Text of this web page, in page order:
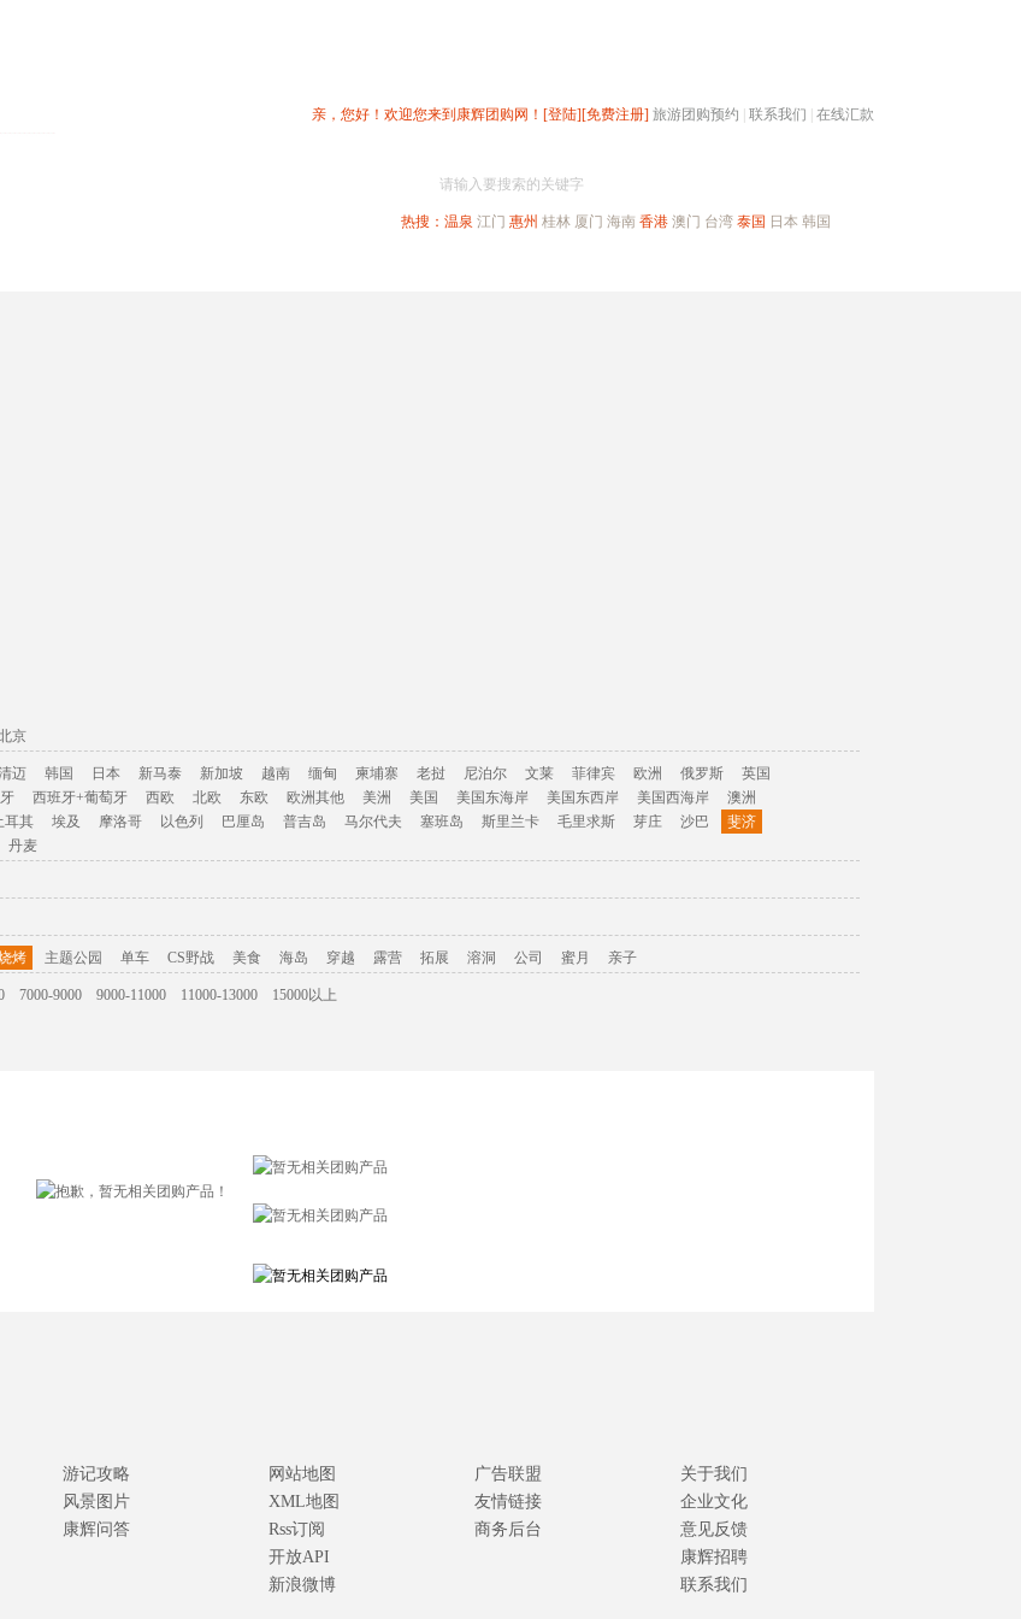
亲，您好！欢迎您来到康辉团购网！ [登陆][免费注册] 旅游团购预约 联系我们 在线汇款
请输入要搜索的关键字
热搜： 温泉 江门 惠州 桂林 厦门 海南 香港 澳门 台湾 泰国 日本 韩国
京
迈 韩国 日本 新马泰 新加坡 越南 缅甸 柬埔寨 老挝 尼泊尔 文莱 菲律宾 欧洲 俄罗斯
英国
西班牙+葡萄牙 西欧 北欧 东欧 欧洲其他 美洲 美国 美国东海岸 美国东西岸 美国西海岸
澳洲
耳其 埃及 摩洛哥 以色列 巴厘岛 普吉岛 马尔代夫 塞班岛 斯里兰卡 毛里求斯 芽庄 沙巴
斐济
丹麦
烤 主题公园 单车 CS野战 美食 海岛 穿越 露营 拓展 溶洞 公司 蜜月 亲子
7000-9000 9000-11000 11000-13000
15000以上
游记攻略
风景图片
康辉问答
网站地图
XML地图
Rss订阅
开放API
新浪微博
广告联盟
友情链接
商务后台
关于我们
企业文化
意见反馈
康辉招聘
联系我们